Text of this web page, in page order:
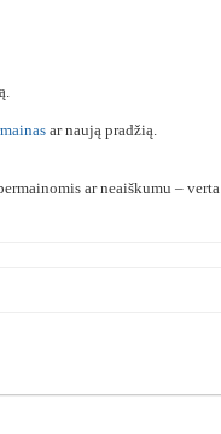
ar naują pradžią.
ar neaiškumu – verta